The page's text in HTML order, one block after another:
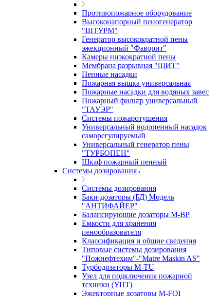
Противопожарное оборудование
Высоконапорный пеногенератор
"ШТУРМ"
Генератор высокократной пены
эжекционный "Фаворит"
Камеры низкократной пены
Мембрана разрывная "ЩИТ"
Пенные насадки
Пожарная вышка универсальная
Пожарные насадки для водяных завес
Пожарный фильтр универсальный
"ТАУЭР"
Системы пожаротушения
Универсальный водопенный насадок
саморегулируемый
Универсальный генератор пены
"ТУРБОПЕН"
Шкаф пожарный пенный
Системы дозирования
Системы дозирования
Баки-дозаторы (БД) Модель
"АНТИФАЙЕР"
Балансирующие дозаторы M-BP
Емкости для хранения
пенообразователя
Классификация и общие сведения
Типовые системы дозирования
"Пожнефтехим"-"Matre Maskin AS"
Турбодозаторы M-TU
Узел для подключения пожарной
техники (УПТ)
Эжекторные дозаторы М-FOI